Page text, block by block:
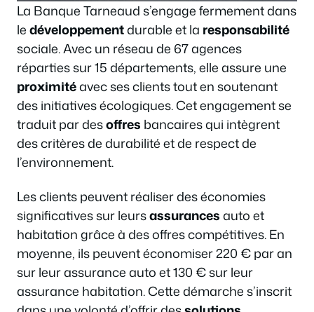
La Banque Tarneaud s’engage fermement dans
ledéveloppementdurable et la responsabilité
sociale. Avec un réseau de 67 agences
réparties sur 15 départements, elle assure une
proximitéavec ses clients tout en soutenant
des initiatives écologiques. Cet engagement se
traduit par desoffres bancaires qui intègrent
des critères de durabilité et de respect de
l’environnement.
Les clients peuvent réaliser des économies
significatives sur leursassurancesauto et
habitation grâce à des offres compétitives. En
moyenne, ils peuvent économiser 220 € par an
sur leur assurance auto et 130 € sur leur
assurance habitation. Cette démarche s’inscrit